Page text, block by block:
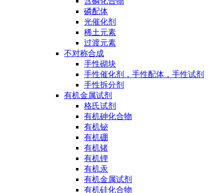
磷配体
光催化剂
稀土元素
过渡元素
不对称合成
手性砌块
手性催化剂，手性配体，手性试剂
手性拆分剂
有机金属试剂
格氏试剂
有机砷化合物
有机铋
有机硼
有机锗
有机锂
有机汞
有机金属试剂
有机硅化合物